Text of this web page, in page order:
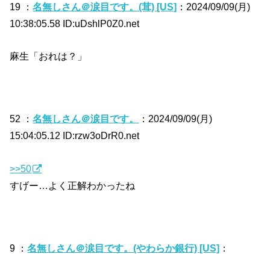
19 ：名無しさん＠涙目です。(茸) [US] ：2024/09/09(月)
10:38:05.58 ID:uDshlP0Z0.net
麻生「おれは？」
52 ：名無しさん＠涙目です。
：2024/09/09(月)
15:04:05.12 ID:rzw3oDrR0.net
>>50
すげー…よく正解わかったね
9 ：名無しさん＠涙目です。(やわらか銀行) [US] ：